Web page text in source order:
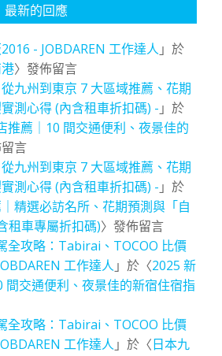
最新的回應
- JOBDAREN 工作達人 」於
〉發佈留言
九州到東京 7 大區域推薦、花期
測心得 (內含租車折扣碼) - 」於
推薦｜10 間交通便利、夜景佳的
言
九州到東京 7 大區域推薦、花期
測心得 (內含租車折扣碼) - 」於
精選必訪名所、花期預測與「自
租車專屬折扣碼)〉發佈留言
全攻略：Tabirai、TOCOO 比價
工作達人 」於〈2025 新
間交通便利、夜景佳的新宿住宿指
全攻略：Tabirai、TOCOO 比價
工作達人 」於〈日本九